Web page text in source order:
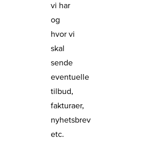
vi har
og
hvor vi
skal
sende
eventuelle
tilbud,
fakturaer,
nyhetsbrev
etc.